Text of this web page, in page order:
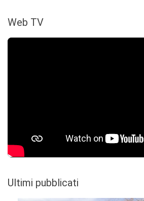
Web TV
Ultimi pubblicati